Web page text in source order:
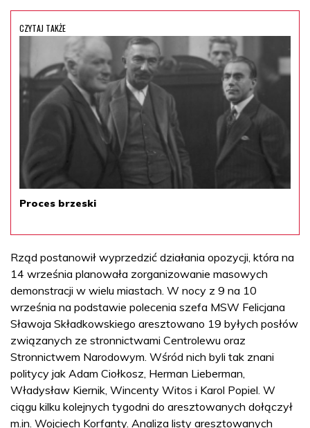
CZYTAJ TAKŻE
Proces brzeski
Rząd postanowił wyprzedzić działania opozycji, która na
14 września planowała zorganizowanie masowych
demonstracji w wielu miastach. W nocy z 9 na 10
września na podstawie polecenia szefa MSW Felicjana
Sławoja Składkowskiego aresztowano 19 byłych posłów
związanych ze stronnictwami Centrolewu oraz
Stronnictwem Narodowym. Wśród nich byli tak znani
politycy jak Adam Ciołkosz, Herman Lieberman,
Władysław Kiernik, Wincenty Witos i Karol Popiel. W
ciągu kilku kolejnych tygodni do aresztowanych dołączył
m.in. Wojciech Korfanty. Analiza listy aresztowanych